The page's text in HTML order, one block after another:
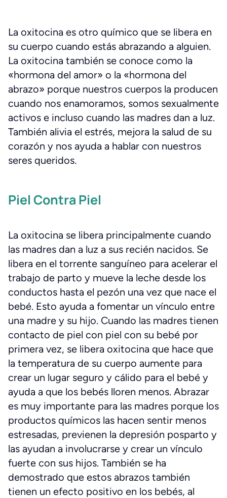
La oxitocina es otro químico que se libera en
su cuerpo cuando estás abrazando a alguien.
La oxitocina también se conoce como la
«hormona del amor» o la «hormona del
abrazo» porque nuestros cuerpos la producen
cuando nos enamoramos, somos sexualmente
activos e incluso cuando las madres dan a luz.
También alivia el estrés, mejora la salud de su
corazón y nos ayuda a hablar con nuestros
seres queridos.
Piel Contra Piel
La oxitocina se libera principalmente cuando
las madres dan a luz a sus recién nacidos. Se
libera en el torrente sanguíneo para acelerar el
trabajo de parto y mueve la leche desde los
conductos hasta el pezón una vez que nace el
bebé. Esto ayuda a fomentar un vínculo entre
una madre y su hijo. Cuando las madres tienen
contacto de piel con piel con su bebé por
primera vez, se libera oxitocina que hace que
la temperatura de su cuerpo aumente para
crear un lugar seguro y cálido para el bebé y
ayuda a que los bebés lloren menos. Abrazar
es muy importante para las madres porque los
productos químicos las hacen sentir menos
estresadas, previenen la depresión posparto y
las ayudan a involucrarse y crear un vínculo
fuerte con sus hijos. También se ha
demostrado que estos abrazos también
tienen un efecto positivo en los bebés, al